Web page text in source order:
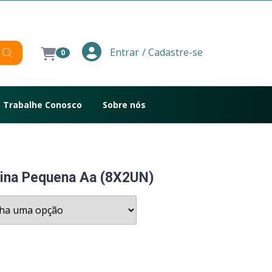
0 Entrar / Cadastre-se
Trabalhe Conosco Sobre nós
Pequena Aa (8X2UN)